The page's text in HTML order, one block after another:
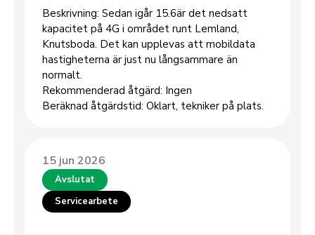
Beskrivning: Sedan igår 15.6är det nedsatt
kapacitet på 4G i området runt Lemland,
Knutsboda. Det kan upplevas att mobildata
hastigheterna är just nu långsammare än
normalt.
Rekommenderad åtgärd: Ingen
Beräknad åtgärdstid: Oklart, tekniker på plats.
15 jun 2026
Avslutat
Servicearbete